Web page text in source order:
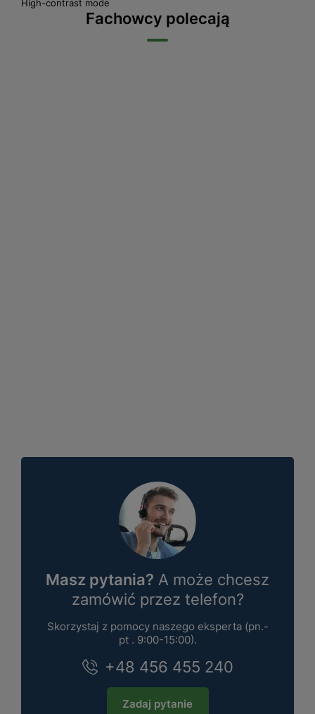
High-contrast mode
Fachowcy polecają
Masz pytania? A może chcesz
zamówić przez telefon?
Skorzystaj z pomocy naszego eksperta (pn.-
pt . 9:00-15:00).
+48 456 455 240
Zadaj pytanie